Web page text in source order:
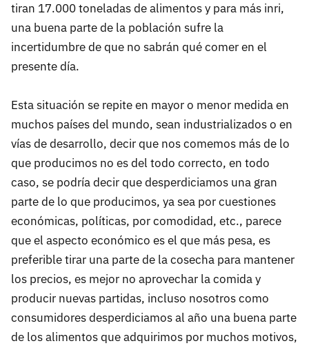
tiran 17.000 toneladas de alimentos y para más inri,
una buena parte de la población sufre la
incertidumbre de que no sabrán qué comer en el
presente día.
Esta situación se repite en mayor o menor medida en
muchos países del mundo, sean industrializados o en
vías de desarrollo, decir que nos comemos más de lo
que producimos no es del todo correcto, en todo
caso, se podría decir que desperdiciamos una gran
parte de lo que producimos, ya sea por cuestiones
económicas, políticas, por comodidad, etc., parece
que el aspecto económico es el que más pesa, es
preferible tirar una parte de la cosecha para mantener
los precios, es mejor no aprovechar la comida y
producir nuevas partidas, incluso nosotros como
consumidores desperdiciamos al año una buena parte
de los alimentos que adquirimos por muchos motivos,